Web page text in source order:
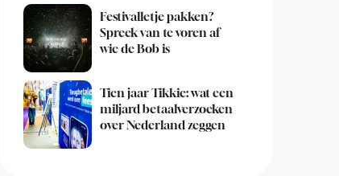
Festivalletje pakken?
Spreek van te voren af
wie de Bob is
Tien jaar Tikkie: wat een
miljard betaalverzoeken
over Nederland zeggen